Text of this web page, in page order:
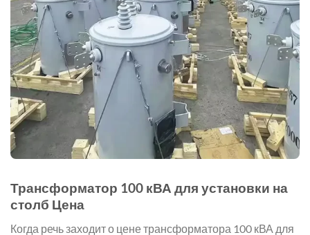
Трансформатор 100 кВА для установки на
столб Цена
Когда речь заходит о цене трансформатора 100 кВА для